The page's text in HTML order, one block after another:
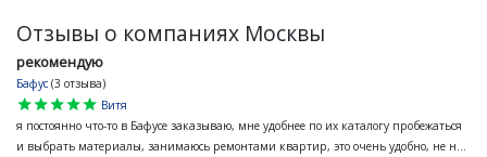
Отзывы о компаниях Москвы
рекомендую
Бафус (3 отзыва)
star
star
star
star
star
Витя
я постоянно что-то в Бафусе заказываю, мне удобнее по их каталогу пробежаться
и выбрать материалы, занимаюсь ремонтами квартир, это очень удобно, не н...